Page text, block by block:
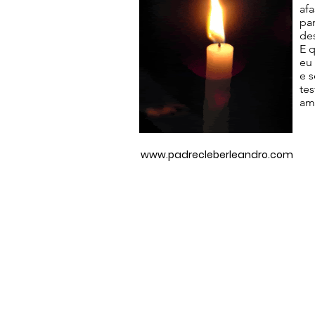
E
eu
e
www.padrecleberleandro.com